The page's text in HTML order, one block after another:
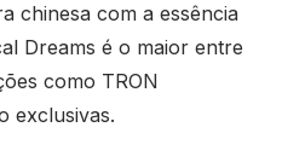
chinesa com a essência
Dreams é o maior entre
como TRON
exclusivas.